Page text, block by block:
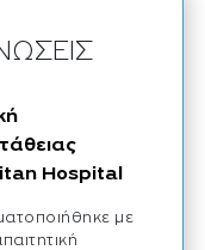
Hospital
με